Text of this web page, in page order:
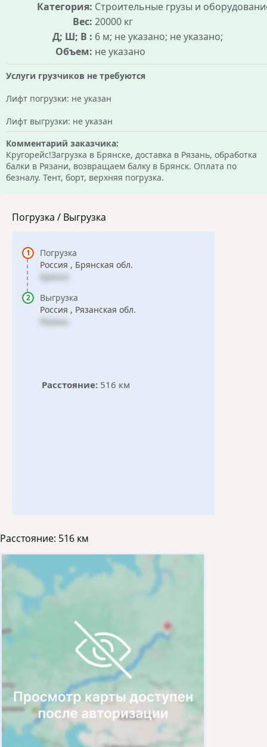
Категория: Строительные грузы и
Вес: 20000 кг
Д; Ш; В : 6 м; не указано; не указано;
Объем: не указано
Услуги грузчиков не требуются
Лифт погрузки: не указан
Лифт выгрузки: не указан
Комментарий заказчика:
Кругорейс!Загрузка в Брянске, доставка в Рязань, обработка
балки в Рязани, возвращаем балку в Брянск. Оплата по
безналу. Тент, борт, верхняя погрузка.
Погрузка / Выгрузка
Погрузка
Россия , Брянская обл.
Брянск
Выгрузка
Россия , Рязанская обл.
Рязань
Расстояние: 516 км
Расстояние: 516 км